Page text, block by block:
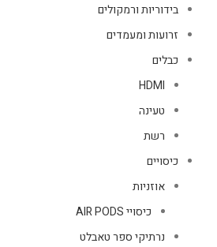
בידוריות ורמקולים
זרועות ומעמדים
כבלים
HDMI
טעינה
רשת
כיסויים
אוזניות
כיסויי AIR PODS
נרתיקי ספר טאבלט